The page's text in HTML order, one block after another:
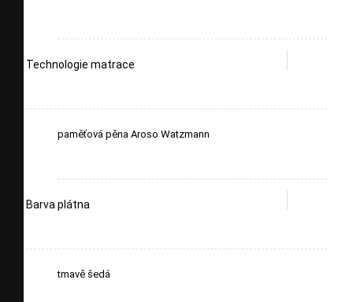
Technologie matrace
paměťová pěna Aroso Watzmann
Barva plátna
tmavě šedá